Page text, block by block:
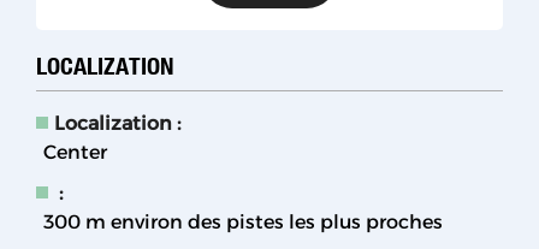
LOCALIZATION
Localization :
Center
:
300 m environ des pistes les plus proches